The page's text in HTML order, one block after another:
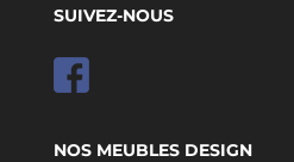
SUIVEZ-NOUS
NOS MEUBLES DESIGN